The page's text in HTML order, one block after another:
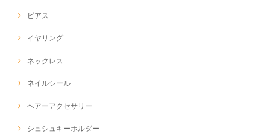
ピアス
イヤリング
ネックレス
ネイルシール
ヘアーアクセサリー
シュシュキーホルダー